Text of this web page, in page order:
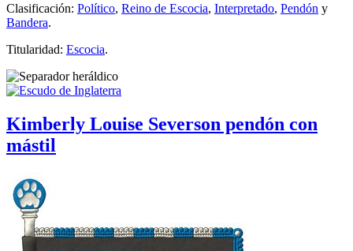
Clasificación: Político, Reino de Escocia, Interpretado, Pendón y
Bandera.
Titularidad: Escocia.
Kimberly Louise Severson pendón con
mástil